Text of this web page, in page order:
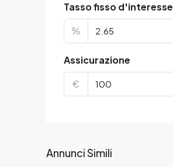
Tasso fisso d'interesse
%
Assicurazione
€
Annunci Simili